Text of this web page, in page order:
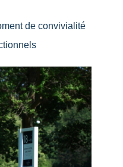
de convivialité